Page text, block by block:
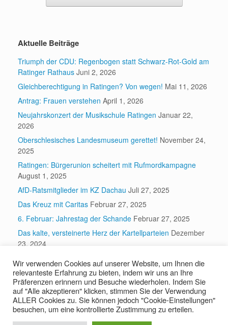
Aktuelle Beiträge
Triumph der CDU: Regenbogen statt Schwarz-Rot-Gold am
Ratinger Rathaus Juni 2, 2026
Gleichberechtigung in Ratingen? Von wegen! Mai 11, 2026
Antrag: Frauen verstehen April 1, 2026
Neujahrskonzert der Musikschule Ratingen Januar 22,
2026
Oberschlesisches Landesmuseum gerettet! November 24,
2025
Ratingen: Bürgerunion scheitert mit Rufmordkampagne
August 1, 2025
AfD-Ratsmitglieder im KZ Dachau Juli 27, 2025
Das Kreuz mit Caritas Februar 27, 2025
6. Februar: Jahrestag der Schande Februar 27, 2025
Das kalte, versteinerte Herz der Kartellparteien Dezember
23, 2024
Suchen
Suchen
Wir verwenden Cookies auf unserer Website, um Ihnen die
relevanteste Erfahrung zu bieten, indem wir uns an Ihre
Präferenzen erinnern und Besuche wiederholen. Indem Sie
auf "Alle akzeptieren" klicken, stimmen Sie der Verwendung
ALLER Cookies zu. Sie können jedoch "Cookie-Einstellungen"
besuchen, um eine kontrollierte Zustimmung zu erteilen.